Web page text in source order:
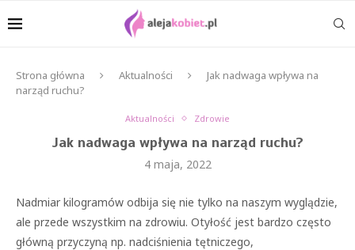
Strona główna Aktualności
Jak nadwaga wpływa na
narząd ruchu?
Aktualności Zdrowie
Jak nadwaga wpływa na narząd ruchu?
4 maja, 2022
Nadmiar kilogramów odbija się nie tylko na naszym wyglądzie,
ale przede wszystkim na zdrowiu. Otyłość jest bardzo często
główną przyczyną np. nadciśnienia tętniczego,